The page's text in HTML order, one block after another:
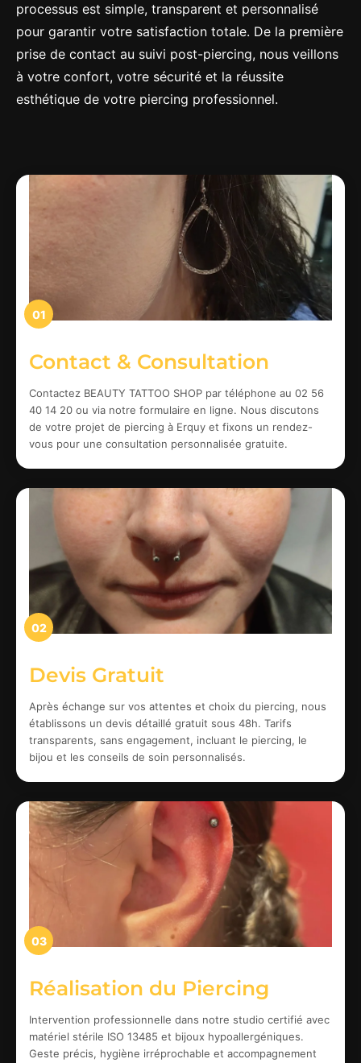
processus est simple, transparent et personnalisé
pour garantir votre satisfaction totale. De la première
prise de contact au suivi post-piercing, nous veillons
à votre confort, votre sécurité et la réussite
esthétique de votre piercing professionnel.
01
Contact & Consultation
Contactez BEAUTY TATTOO SHOP par téléphone au 02 56
40 14 20 ou via notre formulaire en ligne. Nous discutons
de votre projet de piercing à Erquy et fixons un rendez-
vous pour une consultation personnalisée gratuite.
02
Devis Gratuit
Après échange sur vos attentes et choix du piercing, nous
établissons un devis détaillé gratuit sous 48h. Tarifs
transparents, sans engagement, incluant le piercing, le
bijou et les conseils de soin personnalisés.
03
Réalisation du Piercing
Intervention professionnelle dans notre studio certifié avec
matériel stérile ISO 13485 et bijoux hypoallergéniques.
Geste précis, hygiène irréprochable et accompagnement